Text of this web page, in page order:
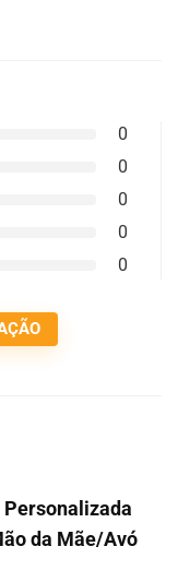
0
0
0
0
0
da Mãe/Avó